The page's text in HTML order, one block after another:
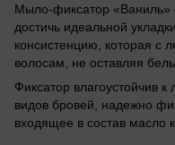
Мыло-фиксатор «Ваниль»
достичь идеальной
консистенцию, которая с
волосам, не оставляя
Фиксатор влагоустойчив
видов бровей, надежно
входящее в состав масло